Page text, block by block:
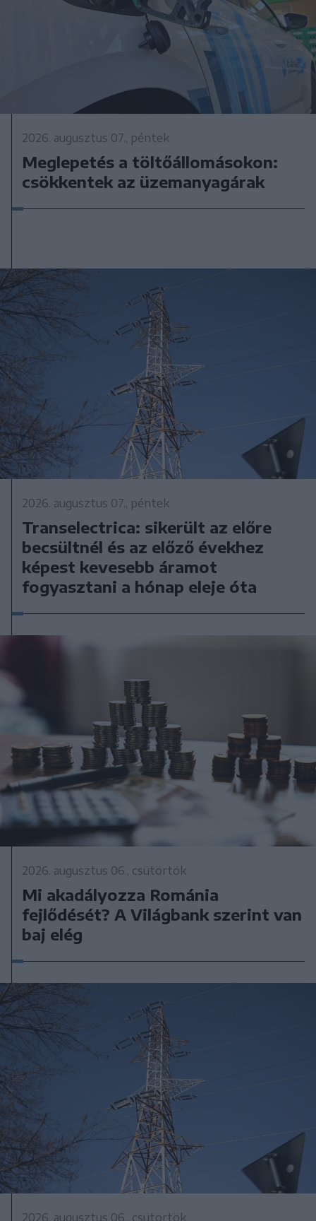
2026. augusztus 07., péntek
Meglepetés a töltőállomásokon:
csökkentek az üzemanyagárak
2026. augusztus 07., péntek
Transelectrica: sikerült az előre
becsültnél és az előző évekhez
képest kevesebb áramot
fogyasztani a hónap eleje óta
2026. augusztus 06., csütörtök
Mi akadályozza Románia
fejlődését? A Világbank szerint van
baj elég
2026. augusztus 06., csütörtök